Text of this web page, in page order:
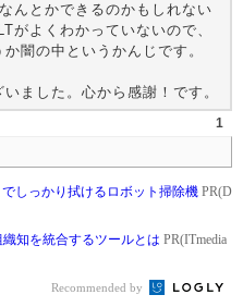
んとかできるのかもしれない
がよくわかっていないので、
闇の中というかんじです。
ました。心から感謝！です。
1
しっかり拭けるロボット掃除機 PR(D
知を統合するツールとは PR(ITmedia
Recommended by